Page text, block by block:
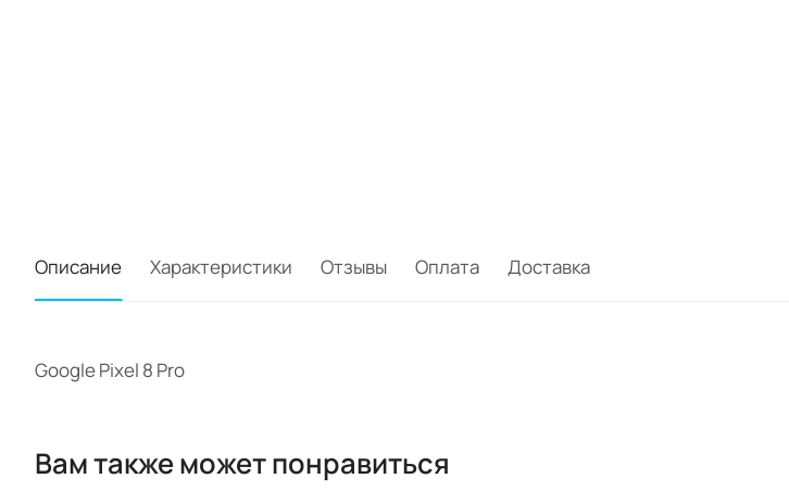
Описание Характеристики Отзывы Оплата Доставка
Google Pixel 8 Pro
Вам также может понравиться